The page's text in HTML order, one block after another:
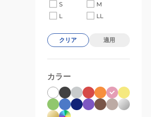
S
M
L
LL
クリア 適用
カラー